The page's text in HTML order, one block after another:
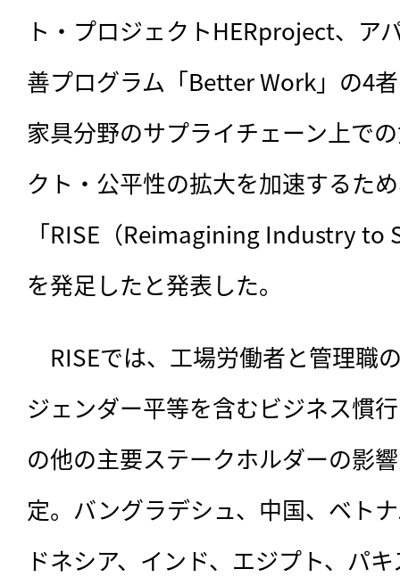
ト・プロジェクトHERproject、ア
善プログラム「Better Work」の4
家具分野のサプライチェーン上で
クト・公平性の拡大を加速するた
「RISE（Reimagining Industry
を発足したと発表した。
RISEでは、 工場労働者と管理職
ジェンダー平等を含むビジネス慣
の他の主要ステークホルダーの影
定。バングラデシュ、中国、ベト
ドネシア、インド、エジプト、パ